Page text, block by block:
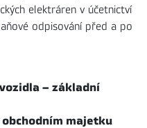
elektráren v účetnictví
odpisování před a po
– základní
majetku